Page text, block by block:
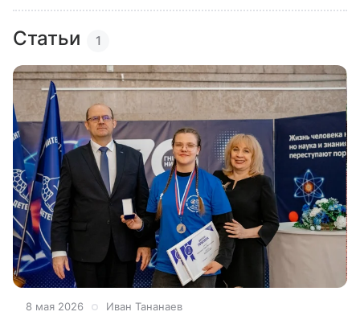
Статьи 1
8 мая 2026 Иван Тананаев